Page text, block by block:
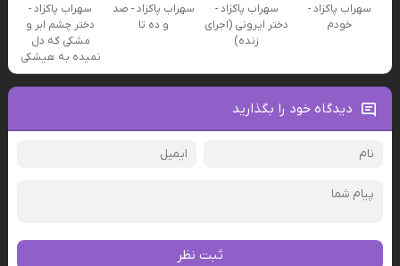
سهراب پاکزاد -
خودم
سهراب پاکزاد -
دختر ایرونی (اجرای
زنده)
سهراب پاکزاد - صد
و ده تا
سهراب پاکزاد -
دختر چشم ابر و
مشکی که دل
نمیده به هیشکی
دیدگاه خود را بگذارید
ثبت نظر